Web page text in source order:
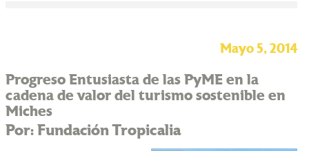
Mayo 5, 2014
Progreso Entusiasta de las PyME en la
cadena de valor del turismo sostenible en
Miches
Por: Fundación Tropicalia